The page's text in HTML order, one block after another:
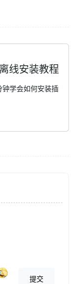
pixiv-
题。
线安装教程
学会如何安装插
提交